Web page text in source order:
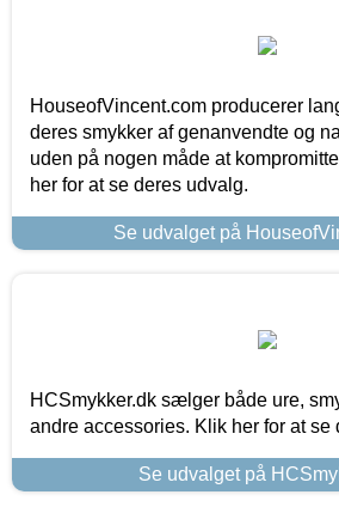
HouseofVincent.com producerer
deres smykker af genanvendte og
uden på nogen måde at
her for at se deres udvalg.
Se udvalget på
HCSmykker.dk sælger både ure,
andre accessories. Klik her for at se
Se udvalget på